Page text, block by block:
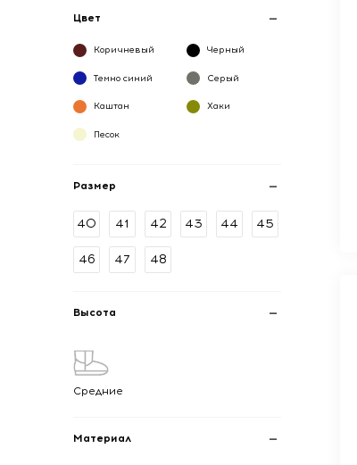
Цвет
Коричневый Черный
Темно синий Серый
Каштан Хаки
Песок
Размер
40 41 42 43 44 45
46 47 48
Высота
Средние
Материал